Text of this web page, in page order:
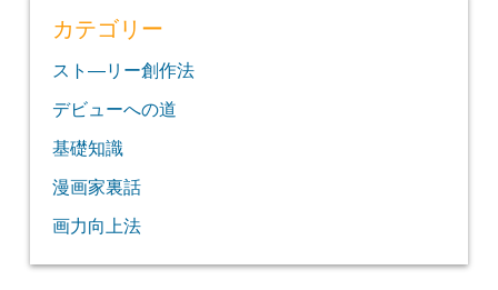
カテゴリー
スト―リー創作法
デビューへの道
基礎知識
漫画家裏話
画力向上法